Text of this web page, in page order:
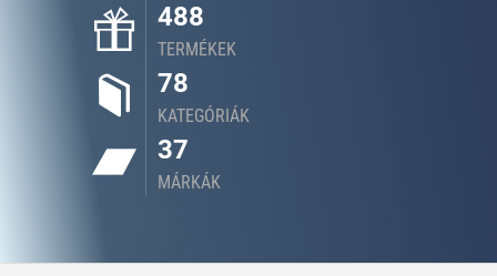
488
TERMÉKEK
78
KATEGÓRIÁK
37
MÁRKÁK